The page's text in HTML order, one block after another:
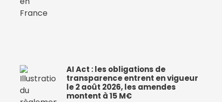
AI Act : les obligations de
transparence entrent en vigueur
le 2 août 2026, les amendes
montent à 15 M€